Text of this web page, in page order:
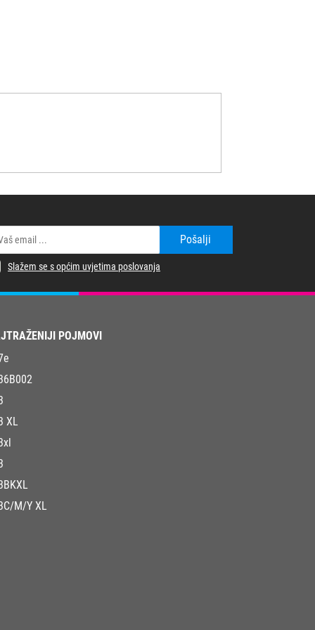
Pošalji
Slažem se s općim uvjetima poslovanja
POJMOVI
XL
M/Y XL